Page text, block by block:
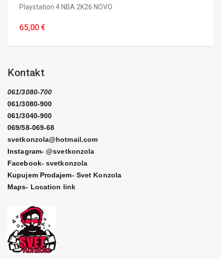
Playstation 4 NBA 2K26 NOVO
65,00 €
Kontakt
061/3080-700
061/3080-900
061/3040-900
069/58-069-68
svetkonzola@hotmail.com
Instagram-@svetkonzola
Facebook- svetkonzola
Kupujem Prodajem- Svet Konzola
Maps- Location link